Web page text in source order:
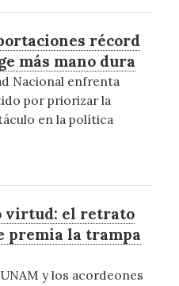
récord
más mano dura
Nacional enfrenta
por priorizar la
en la política
virtud: el retrato
premia la trampa
y los acordeones